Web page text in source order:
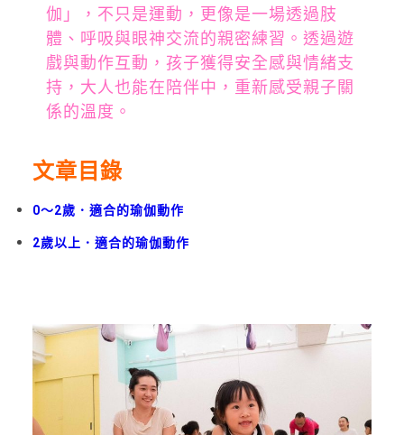
伽」，不只是運動，更像是一場透過肢
體、呼吸與眼神交流的親密練習。透過遊
戲與動作互動，孩子獲得安全感與情緒支
持，大人也能在陪伴中，重新感受親子關
係的溫度。
文章目錄
0～2歲．適合的瑜伽動作
2歲以上．適合的瑜伽動作